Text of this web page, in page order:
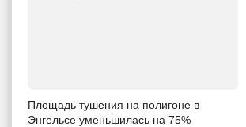
Площадь тушения на полигоне в
Энгельсе уменьшилась на 75%